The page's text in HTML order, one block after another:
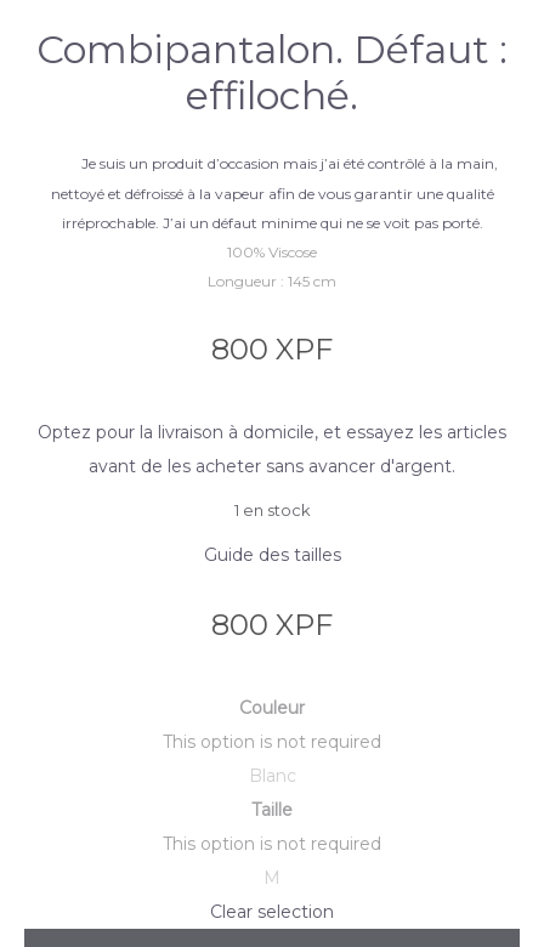
Combipantalon. Défaut :
effiloché.
Je suis un produit d’occasion mais j’ai été contrôlé à la main,
nettoyé et défroissé à la vapeur afin de vous garantir une qualité
irréprochable. J’ai un défaut minime qui ne se voit pas porté.
100% Viscose
Longueur : 145 cm
800 XPF
Optez pour la livraison à domicile, et essayez les articles
avant de les acheter sans avancer d'argent.
1 en stock
Guide des tailles
800 XPF
Couleur
This option is not required
Blanc
Taille
This option is not required
M
Clear selection